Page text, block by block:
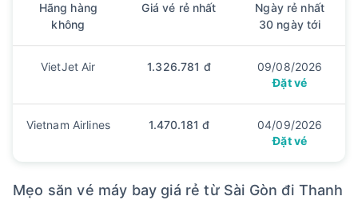
Hãng hàng
không
Giá vé rẻ nhất
Ngày rẻ nhất
30 ngày tới
VietJet Air 1.326.781 đ
09/08/2026
Đặt vé
Vietnam Airlines 1.470.181 đ
04/09/2026
Đặt vé
Mẹo săn vé máy bay giá rẻ từ Sài Gòn đi Thanh